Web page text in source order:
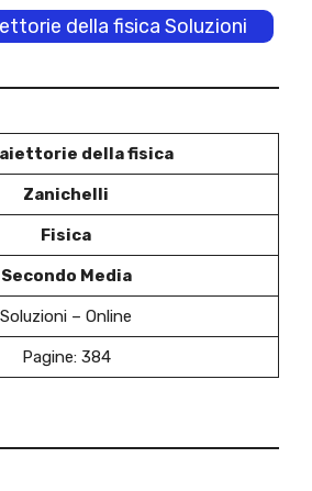
della fisica Soluzioni
della fisica
Zanichelli
Fisica
Secondo Media
Soluzioni – Online
Pagine: 384